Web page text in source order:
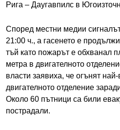
Рига – Даугавпилс в
Според местни медии
21:00 ч., а гасенето е
тъй като пожарът е обхванал
метра в двигателното
власти заявиха, че огънят
двигателното отделение
Около 60 пътници са били
пострадали.